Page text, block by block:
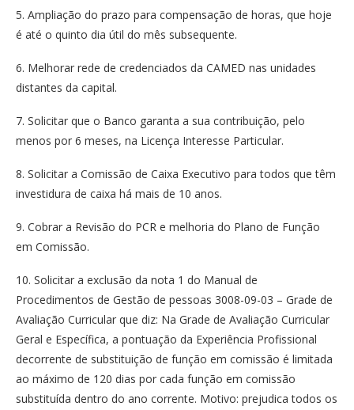
5. Ampliação do prazo para compensação de horas, que hoje
é até o quinto dia útil do mês subsequente.
6. Melhorar rede de credenciados da CAMED nas unidades
distantes da capital.
7. Solicitar que o Banco garanta a sua contribuição, pelo
menos por 6 meses, na Licença Interesse Particular.
8. Solicitar a Comissão de Caixa Executivo para todos que têm
investidura de caixa há mais de 10 anos.
9. Cobrar a Revisão do PCR e melhoria do Plano de Função
em Comissão.
10. Solicitar a exclusão da nota 1 do Manual de
Procedimentos de Gestão de pessoas 3008-09-03 – Grade de
Avaliação Curricular que diz: Na Grade de Avaliação Curricular
Geral e Específica, a pontuação da Experiência Profissional
decorrente de substituição de função em comissão é limitada
ao máximo de 120 dias por cada função em comissão
substituída dentro do ano corrente. Motivo: prejudica todos os